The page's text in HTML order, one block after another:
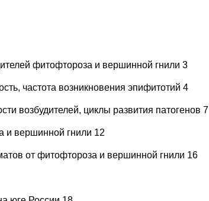
фитофтороза и вершинной гнили 3
частота возникновения эпифитотий 4
возбудителей, циклы развития патогенов 7
и вершинной гнили 12
от фитофтороза и вершинной гнили 16